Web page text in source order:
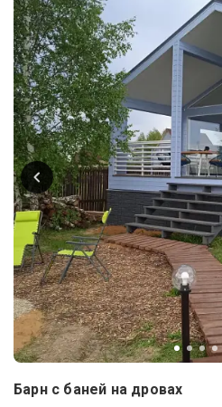
Барн с баней на дровах